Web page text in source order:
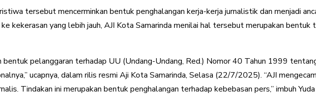
tersebut mencerminkan bentuk penghalangan kerja-kerja jurnalistik dan menjadi
kekerasan yang lebih jauh, AJI Kota Samarinda menilai hal tersebut merupakan bentuk
bentuk pelanggaran terhadap UU (Undang-Undang, Red.) Nomor 40 Tahun 1999
ucapnya, dalam rilis resmi Aji Kota Samarinda, Selasa (22/7/2025). “AJI
Tindakan ini merupakan bentuk penghalangan terhadap kebebasan pers,” imbuh